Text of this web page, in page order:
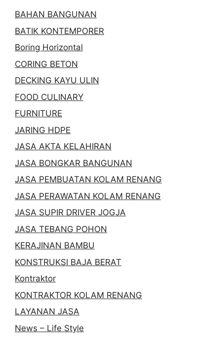
BAHAN BANGUNAN
BATIK KONTEMPORER
Boring Horizontal
CORING BETON
DECKING KAYU ULIN
FOOD CULINARY
FURNITURE
JARING HDPE
JASA AKTA KELAHIRAN
JASA BONGKAR BANGUNAN
JASA PEMBUATAN KOLAM RENANG
JASA PERAWATAN KOLAM RENANG
JASA SUPIR DRIVER JOGJA
JASA TEBANG POHON
KERAJINAN BAMBU
KONSTRUKSI BAJA BERAT
Kontraktor
KONTRAKTOR KOLAM RENANG
LAYANAN JASA
News – Life Style